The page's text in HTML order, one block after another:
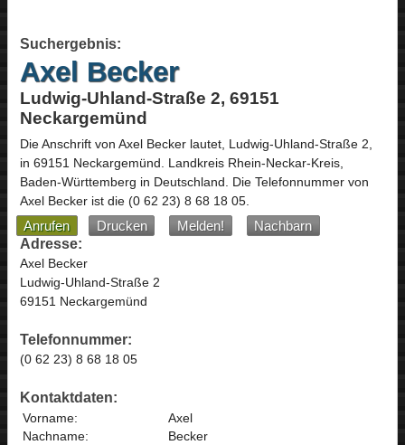
Suchergebnis:
Axel Becker
Ludwig-Uhland-Straße 2, 69151
Neckargemünd
Die Anschrift von Axel Beckerlautet, Ludwig-Uhland-Straße 2,
in 69151 Neckargemünd. Landkreis Rhein-Neckar-Kreis,
Baden-Württemberg in Deutschland. Die Telefonnummer von
Axel Becker ist die (0 62 23) 8 68 18 05.
Anrufen Drucken Melden!
Nachbarn
Adresse:
Axel Becker
Ludwig-Uhland-Straße 2
69151 Neckargemünd
Telefonnummer:
(0 62 23) 8 68 18 05
Kontaktdaten:
Vorname:
Axel
Nachname:
Becker